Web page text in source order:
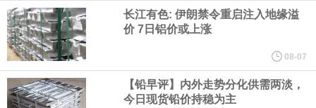
现货白银日内涨3%，现报63.37美元/盎司。
纽约期金突破4350美元/盎司，日内涨1.17%。
现货黄金突破4290美元/盎司，日内涨1.18%。
长江有色: 伊朗禁令重启注入地缘溢
价 7日铝价或上涨
08-07
【铅早评】内外走势分化供需两淡，
今日现货铅价持稳为主